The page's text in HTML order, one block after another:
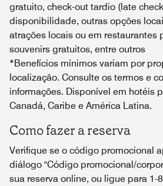
gratuito, check-out tardio (late
disponibilidade, outras opções
atrações locais ou em restaurantes
souvenirs gratuitos, entre outros
*Benefícios mínimos variam por
localização. Consulte os termos e
informações. Disponível em hotéis
Canadá, Caribe e América Latina.
Como fazer a reserva
Verifique se o código promocional
diálogo "Código promocional/
sua reserva online, ou ligue para 1-